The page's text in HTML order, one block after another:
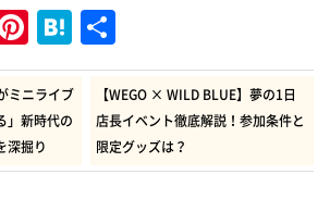
Pinterest
Hatena
有
ミニライブ
」新時代の
深掘り
【WEGO × WILD BLUE】夢の1日
店長イベント徹底解説！参加条件と
限定グッズは？